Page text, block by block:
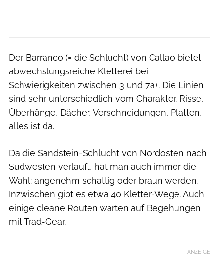
Der Barranco (= die Schlucht) von Callao bietet
abwechslungsreiche Kletterei bei
Schwierigkeiten zwischen 3 und 7a+. Die Linien
sind sehr unterschiedlich vom Charakter. Risse,
Überhänge, Dächer, Verschneidungen, Platten,
alles ist da.
Da die Sandstein-Schlucht von Nordosten nach
Südwesten verläuft, hat man auch immer die
Wahl: angenehm schattig oder braun werden.
Inzwischen gibt es etwa 40 Kletter-Wege. Auch
einige cleane Routen warten auf Begehungen
mit Trad-Gear.
ANZEIGE